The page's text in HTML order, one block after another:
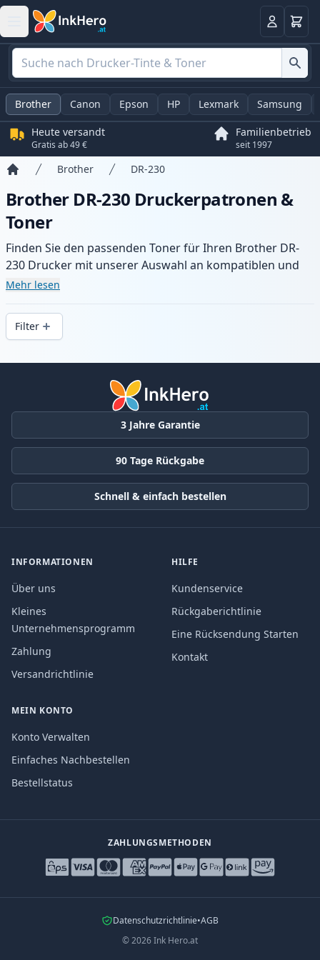
Anmelden
Brother Canon Epson HP Lexmark Samsung
Heute versandt
Gratis ab 49 €
Familienbetrieb
seit 1997
Brother DR-230
Brother DR-230 Druckerpatronen &
Toner
Finden Sie den passenden Toner für Ihren Brother DR-
230 Drucker mit unserer Auswahl an kompatiblen und
XL-Patronen. Profitieren Sie von gleichbleibender
in .
Mehr lesen
Filter
Produkte
3 Jahre Garantie
90 Tage Rückgabe
Schnell & einfach bestellen
INFORMATIONEN
Über uns
Kleines
Unternehmensprogramm
Zahlung
Versandrichtlinie
HILFE
Kundenservice
Rückgaberichtlinie
Eine Rücksendung Starten
Kontakt
MEIN KONTO
Konto Verwalten
Einfaches Nachbestellen
Bestellstatus
ZAHLUNGSMETHODEN
Datenschutzrichtlinie•AGB
©2026Ink Hero.at